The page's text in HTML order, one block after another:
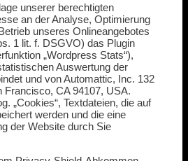
unserer berechtigten
an der Analyse, Optimierung
unseres Onlineangebotes
1 lit. f. DSGVO) das Plugin
„Wordpress Stats“),
Auswertung der
und von Automattic, Inc. 132
Francisco, CA 94107, USA.
„Cookies“, Textdateien, die auf
werden und die eine
der Website durch Sie